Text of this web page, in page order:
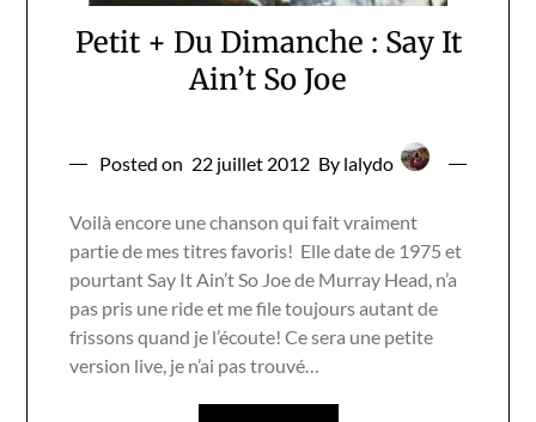
Petit + Du Dimanche : Say It
Ain’t So Joe
Posted on 22 juillet 2012 By lalydo
Voilà encore une chanson qui fait vraiment
partie de mes titres favoris! Elle date de 1975 et
pourtant Say It Ain’t So Joe de Murray Head, n’a
pas pris une ride et me file toujours autant de
frissons quand je l’écoute! Ce sera une petite
version live, je n’ai pas trouvé…